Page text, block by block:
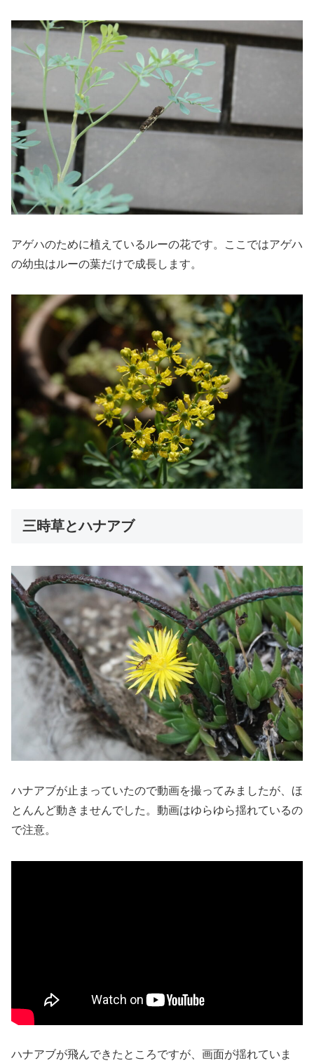
アゲハのために植えているルーの花です。ここではアゲハ
の幼虫はルーの葉だけで成長します。
三時草とハナアブ
ハナアブが止まっていたので動画を撮ってみましたが、ほ
とんんど動きませんでした。動画はゆらゆら揺れているの
で注意。
ハナアブが飛んできたところですが、画面が揺れていま